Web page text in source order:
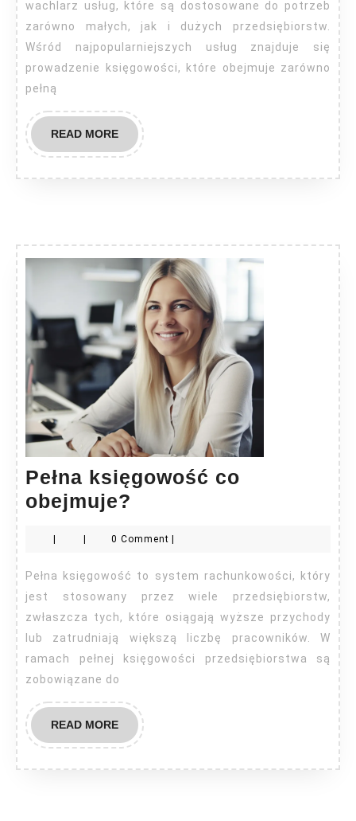
wachlarz usług, które są dostosowane do potrzeb
zarówno małych, jak i dużych przedsiębiorstw.
Wśród najpopularniejszych usług znajduje się
prowadzenie księgowości, które obejmuje zarówno
pełną
READ MOREREAD
MORE
Pełna księgowość co
obejmuje?
co
obejmuje?
| | 0 Comment |
Pełna księgowość to system rachunkowości, który
jest stosowany przez wiele przedsiębiorstw,
zwłaszcza tych, które osiągają wyższe przychody
lub zatrudniają większą liczbę pracowników. W
ramach pełnej księgowości przedsiębiorstwa są
zobowiązane do
READ MOREREAD
MORE